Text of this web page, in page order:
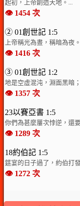
起初，上帝創造天地。...
👁️ 1454 次
② 01創世記 1:5
上帝稱光為晝，稱暗為夜
👁️ 1416 次
③ 01創世記 1:2
地是空虛混沌，淵面黑暗
👁️ 1357 次
23以賽亞書 1:5
你們為甚麼屢次悖逆，還
👁️ 1289 次
18約伯記 1:5
筵宴的日子過了，約伯打
👁️ 1272 次